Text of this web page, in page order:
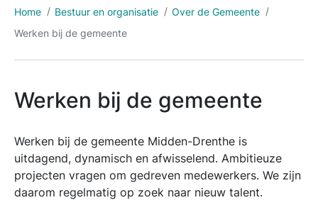
Home Bestuur en organisatie
Over de Gemeente
Werken bij de gemeente
Werken bij de gemeente
Werken bij de gemeente Midden-Drenthe is
uitdagend, dynamisch en afwisselend. Ambitieuze
projecten vragen om gedreven medewerkers. We zijn
daarom regelmatig op zoek naar nieuw talent.